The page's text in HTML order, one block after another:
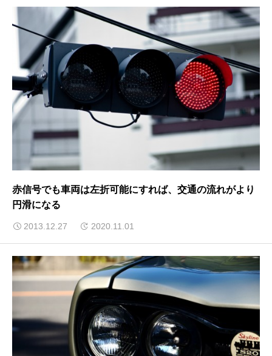
赤信号でも車両は左折可能にすれば、交通の流れがより
円滑になる
2013.12.27 2020.11.01